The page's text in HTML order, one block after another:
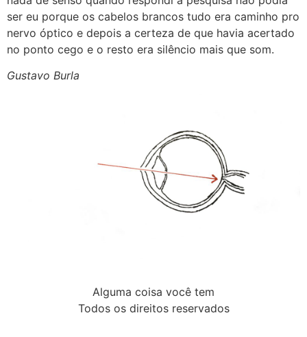
ser eu porque os cabelos brancos tudo era caminho pro
nervo óptico e depois a certeza de que havia acertado
no ponto cego e o resto era silêncio mais que som.
Gustavo Burla
Alguma coisa você tem
Todos os direitos reservados